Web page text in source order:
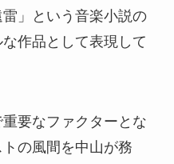
」という音楽小説の
作品として表現して
要なファクターとな
の風間を中山が務